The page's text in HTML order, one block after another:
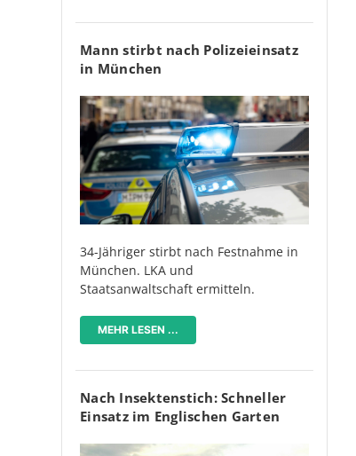
Mann stirbt nach Polizeieinsatz
in München
34-Jähriger stirbt nach Festnahme in
München. LKA und
Staatsanwaltschaft ermitteln.
MEHR LESEN ...
Nach Insektenstich: Schneller
Einsatz im Englischen Garten